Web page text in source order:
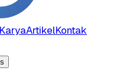
KaryaArtikelKontak